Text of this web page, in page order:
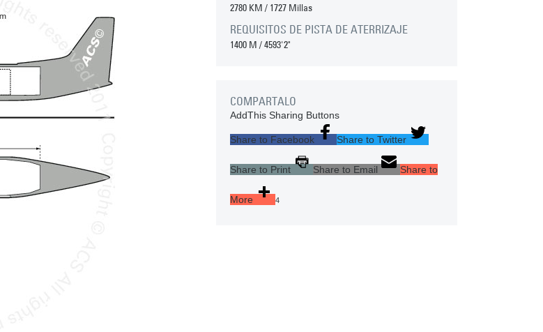
2780 KM / 1727 Millas
REQUISITOS DE PISTA DE ATERRIZAJE
1400 M /4593'2"
COMPARTALO
AddThis Sharing Buttons
Share to Facebook Share to Twitter
Share to Print Share to Email Share to
More 4